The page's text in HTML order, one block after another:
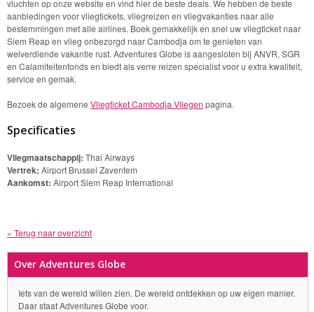
vluchten op onze website en vind hier de beste deals. We hebben de beste
aanbiedingen voor vliegtickets, vliegreizen en vliegvakanties naar alle
bestemmingen met alle airlines. Boek gemakkelijk en snel uw vliegticket naar
Siem Reap en vlieg onbezorgd naar Cambodja om te genieten van
welverdiende vakantie rust. Adventures Globe is aangesloten bij ANVR, SGR
en Calamiteitenfonds en biedt als verre reizen specialist voor u extra kwaliteit,
service en gemak.
Bezoek de algemene Vliegticket Cambodja Vliegen pagina.
Specificaties
Vliegmaatschappij: Thai Airways
Vertrek: Airport Brussel Zaventem
Aankomst: Airport Siem Reap International
« Terug naar overzicht
Over Adventures Globe
Iets van de wereld willen zien. De wereld ontdekken op uw eigen manier.
Daar staat Adventures Globe voor.